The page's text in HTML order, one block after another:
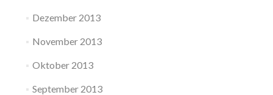
Dezember 2013
November 2013
Oktober 2013
September 2013